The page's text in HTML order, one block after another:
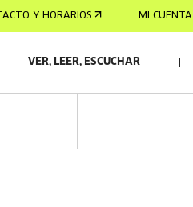
Y HORARIOS MI CUENTA
VER, LEER, ESCUCHAR